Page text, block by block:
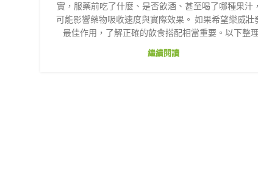
實，服藥前吃了什麼、是否飲酒、甚至喝了哪種果汁
可能影響藥物吸收速度與實際效果。 如果希望樂威壯
最佳作用，了解正確的飲食搭配相當重要。以下整
繼續閱讀